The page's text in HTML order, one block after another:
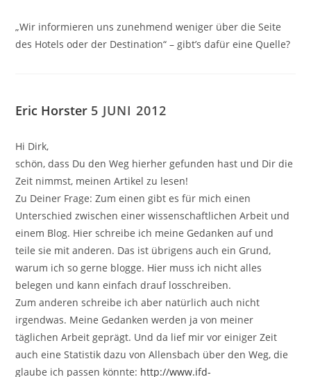
„Wir informieren uns zunehmend weniger über die Seite
des Hotels oder der Destination“ – gibt’s dafür eine Quelle?
Eric Horster 5 JUNI 2012
Hi Dirk,
schön, dass Du den Weg hierher gefunden hast und Dir die
Zeit nimmst, meinen Artikel zu lesen!
Zu Deiner Frage: Zum einen gibt es für mich einen
Unterschied zwischen einer wissenschaftlichen Arbeit und
einem Blog. Hier schreibe ich meine Gedanken auf und
teile sie mit anderen. Das ist übrigens auch ein Grund,
warum ich so gerne blogge. Hier muss ich nicht alles
belegen und kann einfach drauf losschreiben.
Zum anderen schreibe ich aber natürlich auch nicht
irgendwas. Meine Gedanken werden ja von meiner
täglichen Arbeit geprägt. Und da lief mir vor einiger Zeit
auch eine Statistik dazu von Allensbach über den Weg, die
glaube ich passen könnte: http://www.ifd-